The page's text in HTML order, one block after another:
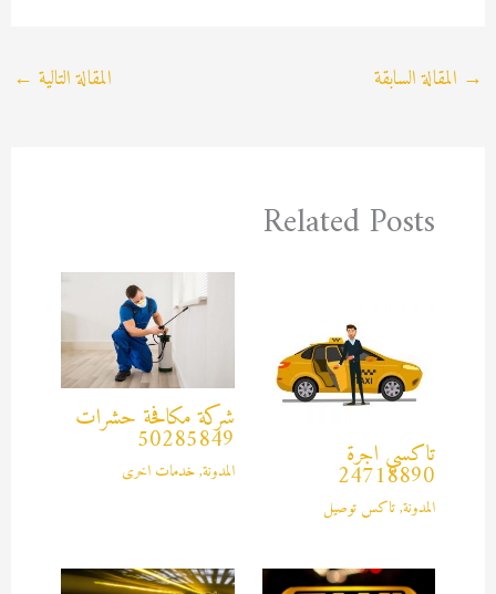
→ المقالة السابقة المقالة التالية ←
Related Posts
تاكسي اجرة
24718890
المدونة,تاكس توصيل
شركة مكافحة حشرات
50285849
المدونة,خدمات اخرى